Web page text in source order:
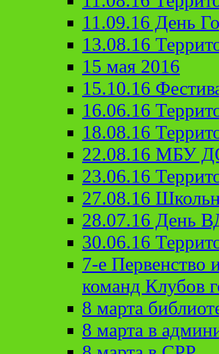
11.09.16 День
13.08.16
15 мая 2016
15.10.16
16.06.16
18.08.16
22.08.16 МБУ
23.06.16
27.08.16
28.07.16 День
30.06.16
7-е Первенство
команд Клубов
8 марта
8 марта в